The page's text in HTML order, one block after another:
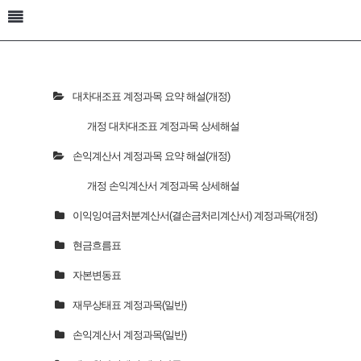
대차대조표 계정과목 요약 해설(개정)
개정 대차대조표 계정과목 상세해설
손익계산서 계정과목 요약 해설(개정)
개정 손익계산서 계정과목 상세해설
이익잉여금처분계산서(결손금처리계산서) 계정과목(개정)
현금흐름표
자본변동표
재무상태표 계정과목(일반)
손익계산서 계정과목(일반)